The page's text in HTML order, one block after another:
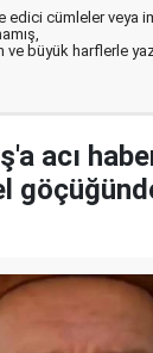
edici cümleler veya
büyük harflerle
acı